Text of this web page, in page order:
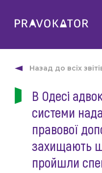
Про клуб
PRAVOKATOR.Київ
PRAVOKATOR.Одеса
Напрямки діяльності
Заходи
Майбутні
Новини
Події
Корисне
Статті
Напрацювання та
Контакти
Назад до всіх
В Одесі
системи
правової
захищають
пройшли